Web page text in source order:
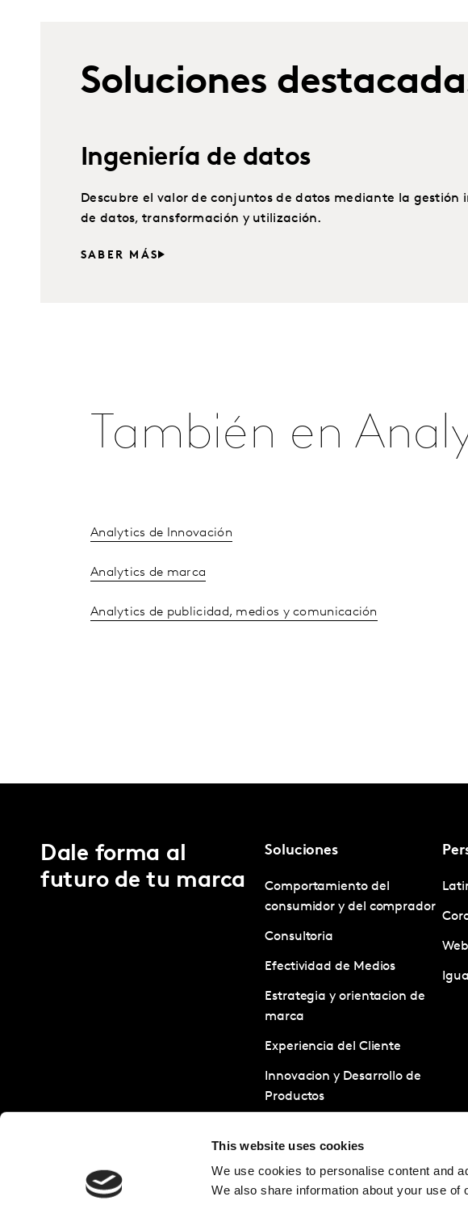
This website uses cookies
We use cookies to personalise content and
We also share information about your use
Soluciones
Ingeniería de datos
Descubre el valor de conjuntos de datos mediante la gestión
de datos, transformación y utilización.
SABER MÁS
También en
Analytics de Innovación
Analytics de marca
Analytics de publicidad, medios y comunicación
Dale forma al
futuro de tu marca
Soluciones
Comportamiento del
consumidor y del comprador
Consultoria
Efectividad de Medios
Estrategia y orientacion de
marca
Experiencia del Cliente
Innovacion y Desarrollo de
Productos
Tests y Optimizacion de